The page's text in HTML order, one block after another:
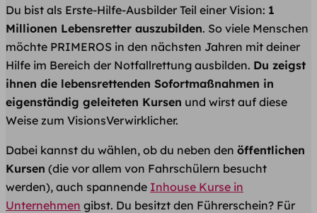
Du bist als Erste-Hilfe-Ausbilder Teil einer Vision: 1
Millionen Lebensretter auszubilden. So viele Menschen
möchte PRIMEROS in den nächsten Jahren mit deiner
Hilfe im Bereich der Notfallrettung ausbilden. Du zeigst
ihnen die lebensrettenden Sofortmaßnahmen in
eigenständig geleiteten Kursen und wirst auf diese
Weise zum VisionsVerwirklicher.
Dabei kannst du wählen, ob du neben den öffentlichen
Kursen (die vor allem von Fahrschülern besucht
werden), auch spannende Inhouse Kurse in
Unternehmen gibst. Du besitzt den Führerschein? Für